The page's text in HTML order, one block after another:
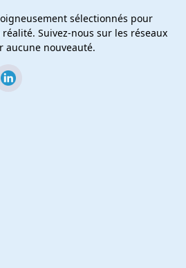
sélectionnés pour
Suivez-nous sur les réseaux
aucune nouveauté.